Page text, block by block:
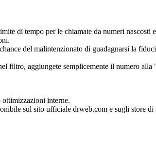
di tempo per le chiamate da numeri nascosti
del malintenzionato di guadagnarsi la
filtro, aggiungete semplicemente il numero
ottimizzazioni interne.
sul sito ufficiale drweb.com e sugli store